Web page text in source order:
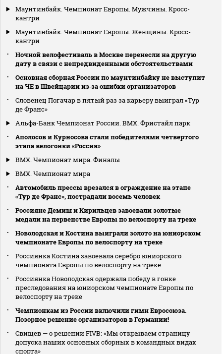
Маунтинбайк. Чемпионат Европы. Мужчины. Кросс-
кантри
Маунтинбайк. Чемпионат Европы. Женщины. Кросс-
кантри
Ночной велофестиваль в Москве перенесли на другую
дату в связи с непредвиденными обстоятельствами
Основная сборная России по маунтинбайку не выступит
на ЧЕ в Швейцарии из‑за ошибки организаторов
Словенец Погачар в пятый раз за карьеру выиграл «Тур
де Франс»
Альфа-Банк Чемпионат России. BMX. Фристайл парк
Аполосов и Курносова стали победителями четвертого
этапа велогонки «Россия»
ВМХ. Чемпионат мира. Финалы
ВМХ. Чемпионат мира
Автомобиль прессы врезался в ограждение на этапе
«Тур де Франс», пострадали восемь человек
Россияне Демиш и Кирильцев завоевали золотые
медали на первенстве Европы по велоспорту на треке
Новолодская и Костина выиграли золото на юниорском
чемпионате Европы по велоспорту на треке
Россиянка Костина завоевала серебро юниорского
чемпионата Европы по велоспорту на треке
Россиянка Новолодская одержала победу в гонке
преследования на юниорском чемпионате Европы по
велоспорту на треке
Чемпионкам из России включили гимн Евросоюза.
Позорное решение организаторов в Германии!
Свищев — о решении FIVB: «Мы открываем страницу
допуска наших основных сборных в командных видах
спорта»